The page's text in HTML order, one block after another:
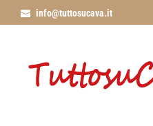
info@tuttosucava.it